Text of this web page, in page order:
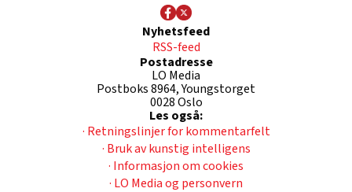
Nyhetsfeed
RSS-feed
Postadresse
LO Media
Postboks 8964, Youngstorget
0028 Oslo
Les også:
· Retningslinjer for kommentarfelt
· Bruk av kunstig intelligens
· Informasjon om cookies
· LO Media og personvern